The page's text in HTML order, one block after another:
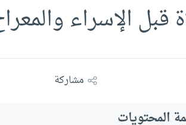
قبل الإسراء
مشاركة
المحتويات